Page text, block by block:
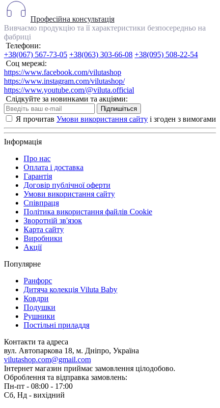
Професійна консультація
Вивчаємо продукцію та її характеристики безпосередньо на
фабриці
Телефони:
+38(067) 567-73-05 +38(063) 303-66-08 +38(095) 508-22-54
Соц мережі:
https://www.facebook.com/vilutashop
https://www.instagram.com/vilutashop/
https://www.youtube.com/@viluta.official
Слідкуйте за новинками та акціями:
Підпишіться
Я прочитав Умови використання сайту і згоден з вимогами
Інформація
Про нас
Оплата і доставка
Гарантія
Договір публічної оферти
Умови використання сайту
Співпраця
Політика використання файлів Cookie
Зворотній зв'язок
Карта сайту
Виробники
Акції
Популярне
Ранфорс
Дитяча колекція Viluta Baby
Ковдри
Подушки
Рушники
Постільні приладдя
Контакти та адреса
вул. Автопаркова 18, м. Дніпро, Україна
vilutashop.com@gmail.com
Інтернет магазин приймає замовлення цілодобово.
Оброблення та відправка замовлень:
Пн-пт - 08:00 - 17:00
Сб, Нд - вихідний